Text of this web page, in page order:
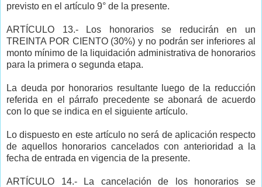
previsto en el artículo 9° de la presente.
ARTÍCULO 13.- Los honorarios se reducirán en un
TREINTA POR CIENTO (30%) y no podrán ser inferiores al
monto mínimo de la liquidación administrativa de honorarios
para la primera o segunda etapa.
La deuda por honorarios resultante luego de la reducción
referida en el párrafo precedente se abonará de acuerdo
con lo que se indica en el siguiente artículo.
Lo dispuesto en este artículo no será de aplicación respecto
de aquellos honorarios cancelados con anterioridad a la
fecha de entrada en vigencia de la presente.
ARTÍCULO 14.- La cancelación de los honorarios se